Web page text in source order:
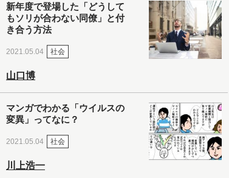
新年度で登場した「どうして
もソリが合わない同僚」と付
き合う方法
2021.05.04 社会
山口博
マンガでわかる「ウイルスの
変異」ってなに？
2021.05.04 社会
川上浩一